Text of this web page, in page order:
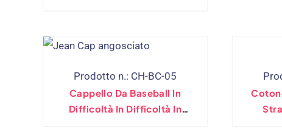
Prodotto n.: CH-BC-05
Cappello Da Baseball In
Difficoltà In Difficoltà In